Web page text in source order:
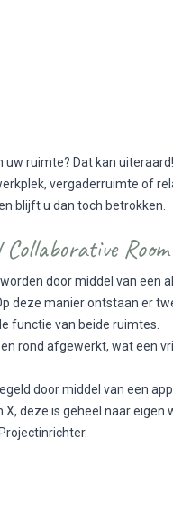
uw ruimte? Dat kan
vergaderruimte of
blijft u dan toch betrokken.
door middel van een
deze manier ontstaan er
functie van beide ruimtes.
rond afgewerkt, wat een
door middel van een app.
deze is geheel naar eigen